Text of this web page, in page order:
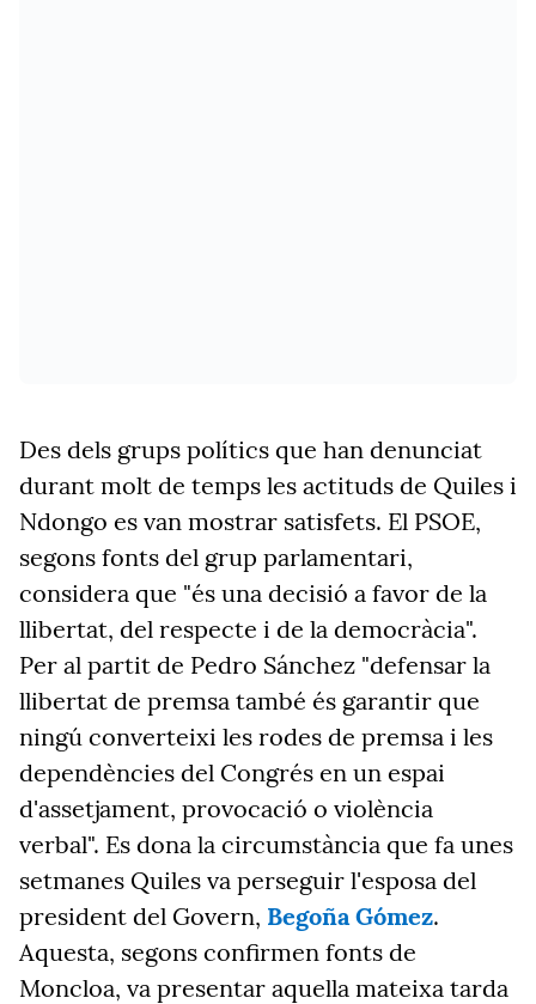
Des dels grups polítics que han denunciat
durant molt de temps les actituds de Quiles i
Ndongo es van mostrar satisfets. El PSOE,
segons fonts del grup parlamentari,
considera que "és una decisió a favor de la
llibertat, del respecte i de la democràcia".
Per al partit de Pedro Sánchez "defensar la
llibertat de premsa també és garantir que
ningú converteixi les rodes de premsa i les
dependències del Congrés en un espai
d'assetjament, provocació o violència
verbal". Es dona la circumstància que fa unes
setmanes Quiles va perseguir l'esposa del
president del Govern, Begoña Gómez.
Aquesta, segons confirmen fonts de
Moncloa, va presentar aquella mateixa tarda